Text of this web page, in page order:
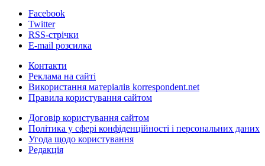
Facebook
Twitter
RSS-стрічки
E-mail розсилка
Контакти
Реклама на сайті
Використання матеріалів korrespondent.net
Правила користування сайтом
Договір користування сайтом
Політика у сфері конфіденційності і персональних даних
Угода щодо користування
Редакція